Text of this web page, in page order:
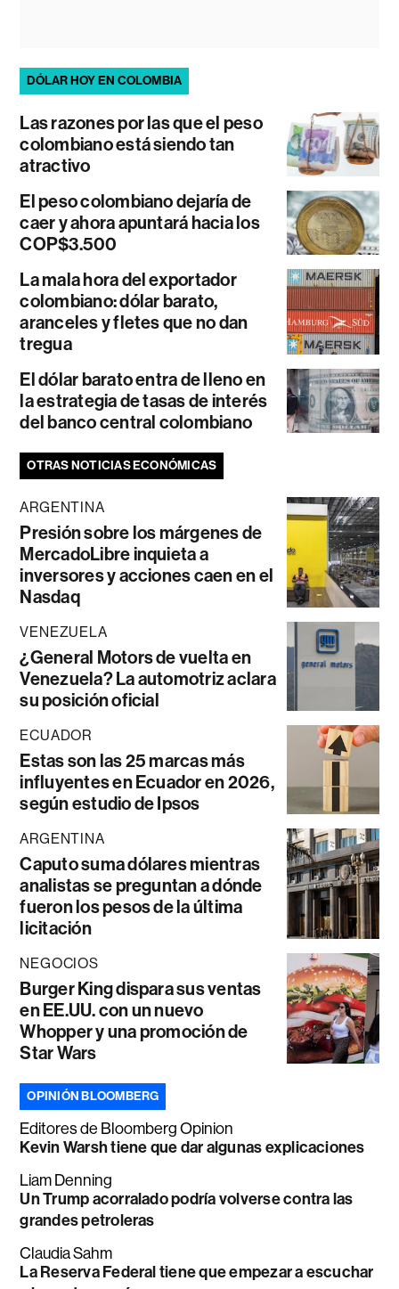
DÓLAR HOY EN COLOMBIA
Las razones por las que el peso
colombiano está siendo tan
atractivo
El peso colombiano dejaría de
caer y ahora apuntará hacia los
COP$3.500
La mala hora del exportador
colombiano: dólar barato,
aranceles y fletes que no dan
tregua
El dólar barato entra de lleno en
la estrategia de tasas de interés
del banco central colombiano
OTRAS NOTICIAS ECONÓMICAS
ARGENTINA
Presión sobre los márgenes de
MercadoLibre inquieta a
inversores y acciones caen en el
Nasdaq
VENEZUELA
¿General Motors de vuelta en
Venezuela? La automotriz aclara
su posición oficial
ECUADOR
Estas son las 25 marcas más
influyentes en Ecuador en 2026,
según estudio de Ipsos
ARGENTINA
Caputo suma dólares mientras
analistas se preguntan a dónde
fueron los pesos de la última
licitación
NEGOCIOS
Burger King dispara sus ventas
en EE.UU. con un nuevo
Whopper y una promoción de
Star Wars
OPINIÓN BLOOMBERG
Editores de Bloomberg Opinion
Kevin Warsh tiene que dar algunas explicaciones
Liam Denning
Un Trump acorralado podría volverse contra las
grandes petroleras
Claudia Sahm
La Reserva Federal tiene que empezar a escuchar